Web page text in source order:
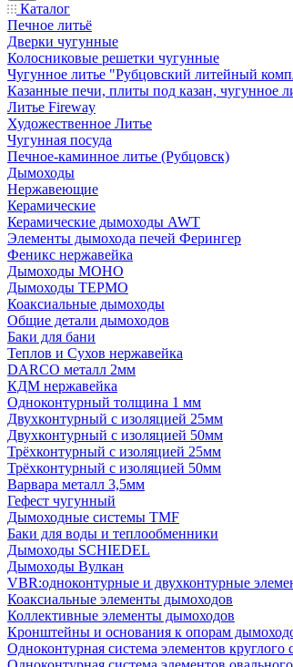
Каталог
Печное литьё
Дверки чугунные
Колосниковые решетки чугунные
Чугунное литье "Рубцовский литейный
Казанные печи, плиты под казан, чугунное
Литье Fireway
Художественное Литье
Чугунная посуда
Печное-каминное литье (Рубцовск)
Дымоходы
Нержавеющие
Керамические
Керамические дымоходы AWT
Элементы дымохода печей Ферингер
Феникс нержавейка
Дымоходы МОНО
Дымоходы ТЕРМО
Коаксиальные дымоходы
Общие детали дымоходов
Баки для бани
Теплов и Сухов нержавейка
DARCO металл 2мм
КДМ нержавейка
Одноконтурный толщина 1 мм
Двухконтурный с изоляцией 25мм
Двухконтурный с изоляцией 50мм
Трёхконтурный с изоляцией 25мм
Трёхконтурный с изоляцией 50мм
Варвара металл 3,5мм
Гефест чугунный
Дымоходные системы TMF
Баки для воды и теплообменники
Дымоходы SCHIEDEL
Дымоходы Вулкан
VBR:одноконтурные и двухконтурные
Коаксиальные элементы дымоходов
Коллективные элементы дымоходов
Кронштейны и основания к опорам
Одноконтурная система элементов круглого